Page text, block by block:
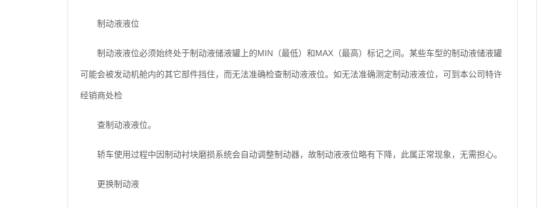
制动液液位
制动液液位必须始终处于制动液储液罐上的MIN（最低）和MAX（最高）标记之间。某些车型的制动液储液罐
可能会被发动机舱内的其它部件挡住，而无法准确检查制动液液位。如无法准确测定制动液液位，可到本公司特许
经销商处检
查制动液液位。
轿车使用过程中因制动衬块磨损系统会自动调整制动器，故制动液液位略有下降，此属正常现象，无需担心。
更换制动液